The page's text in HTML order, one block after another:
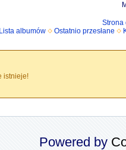
Strona
Lista albumów Ostatnio przesłane
istnieje!
Powered by